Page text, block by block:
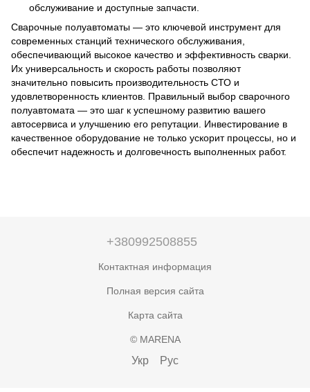
обслуживание и доступные запчасти.
Сварочные полуавтоматы — это ключевой инструмент для
современных станций технического обслуживания,
обеспечивающий высокое качество и эффективность сварки.
Их универсальность и скорость работы позволяют
значительно повысить производительность СТО и
удовлетворенность клиентов. Правильный выбор сварочного
полуавтомата — это шаг к успешному развитию вашего
автосервиса и улучшению его репутации. Инвестирование в
качественное оборудование не только ускорит процессы, но и
обеспечит надежность и долговечность выполненных работ.
+380992508855
Контактная информация
Полная версия сайта
Карта сайта
© MARENA
Укр Рус